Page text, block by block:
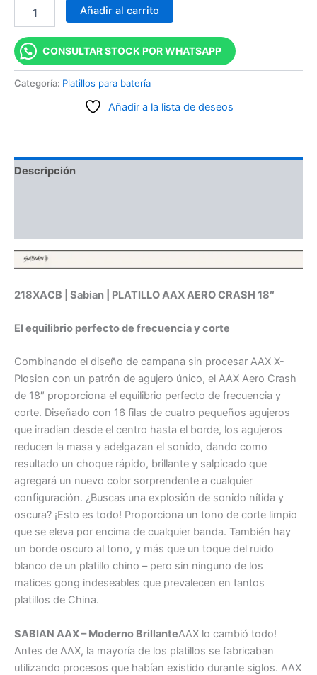
Añadir al carrito
CONSULTAR STOCK POR WHATSAPP
Categoría: Platillos para batería
Añadir a la lista de deseos
Descripción
218XACB | Sabian | PLATILLO AAX AERO CRASH 18″
El equilibrio perfecto de frecuencia y corte
Combinando el diseño de campana sin procesar AAX X-
Plosion con un patrón de agujero único, el AAX Aero Crash
de 18″ proporciona el equilibrio perfecto de frecuencia y
corte. Diseñado con 16 filas de cuatro pequeños agujeros
que irradian desde el centro hasta el borde, los agujeros
reducen la masa y adelgazan el sonido, dando como
resultado un choque rápido, brillante y salpicado que
agregará un nuevo color sorprendente a cualquier
configuración. ¿Buscas una explosión de sonido nítida y
oscura? ¡Esto es todo! Proporciona un tono de corte limpio
que se eleva por encima de cualquier banda. También hay
un borde oscuro al tono, y más que un toque del ruido
blanco de un platillo chino – pero sin ninguno de los
matices gong indeseables que prevalecen en tantos
platillos de China.
SABIAN AAX – Moderno BrillanteAAX lo cambió todo!
Antes de AAX, la mayoría de los platillos se fabricaban
utilizando procesos que habían existido durante siglos. AAX